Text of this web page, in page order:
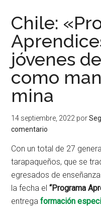
Chile:
jóvenes
como
mina
14 septiembre, 2022 por
comentario
Con un total de 27
tarapaqueños, que se
egresados de
la fecha el“Programa
entregaformación